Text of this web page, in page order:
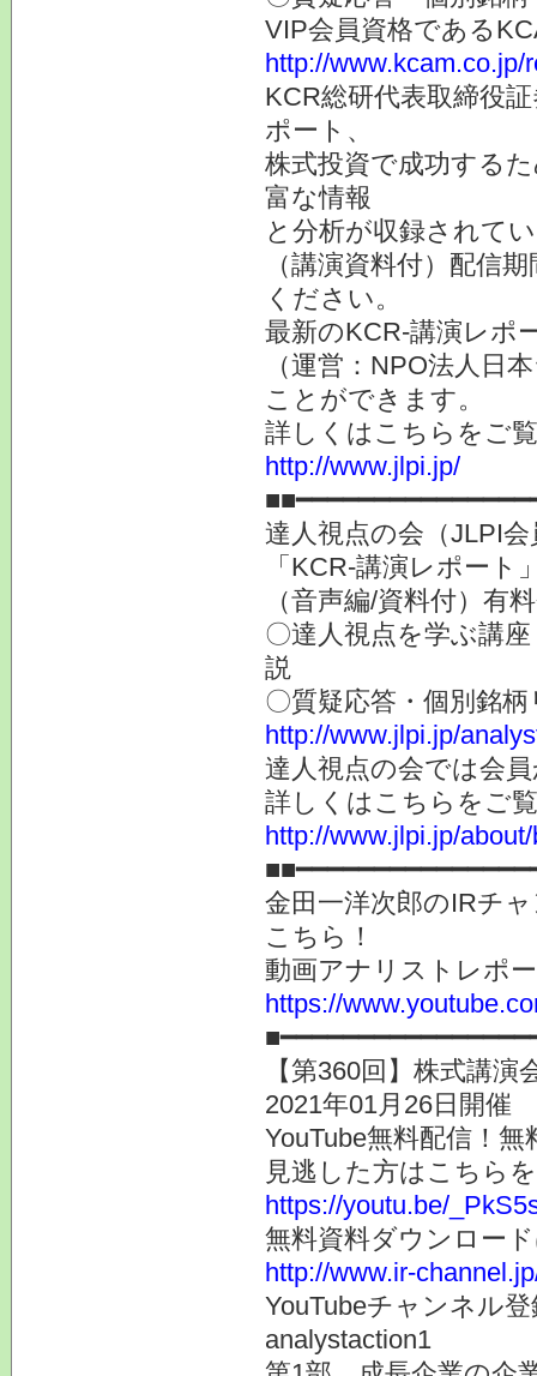
VIP会員資格である
http://www.kcam.co.jp/
KCR総研代表取締役
ポート、
株式投資で成功する
富な情報
と分析が収録されて
（講演資料付）配信
ください。
最新のKCR-講演レポ
（運営：NPO法人日
ことができます。
詳しくはこちらをご
http://www.jlpi.jp/
達人視点の会（JLPI
「KCR-講演レポート
（音声編/資料付）有
〇達人視点を学ぶ講
説
〇質疑応答・個別銘
http://www.jlpi.jp/
達人視点の会では会
詳しくはこちらをご
http://www.jlpi.jp/
金田一洋次郎のIRチ
こちら！
動画アナリストレポ
https://
【第360回】株式講
2021年01月26日開催
YouTube無料配信！
見逃した方はこちら
https://youtu.be/
無料資料ダウンロー
http://www.ir-
YouTubeチャンネル
analystaction1